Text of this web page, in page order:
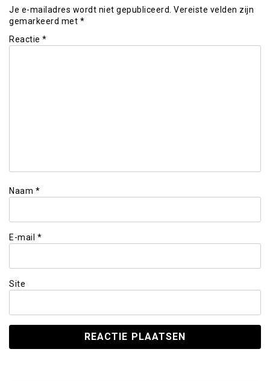
Je e-mailadres wordt niet gepubliceerd. Vereiste velden zijn
gemarkeerd met *
Reactie *
Naam *
E-mail *
Site